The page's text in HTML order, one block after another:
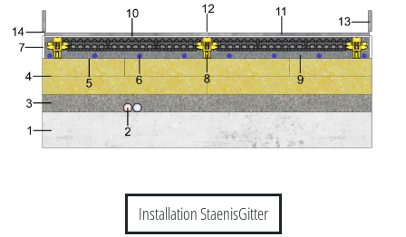
Installation StaenisGitter